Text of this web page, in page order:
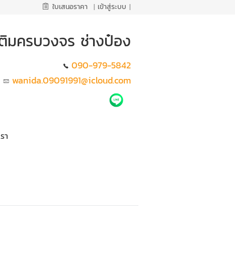
ใบเสนอราคา | เข้าสู่ระบบ |
มครบวงจร ช่างป๋อง
090-979-5842
wanida.09091991@icloud.com
า